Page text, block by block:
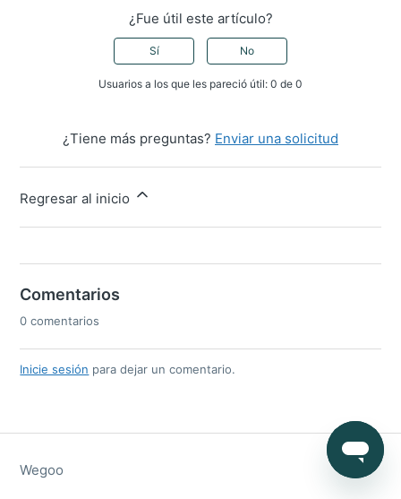
¿Fue útil este artículo?
Sí No
Usuarios a los que les pareció útil: 0 de 0
¿Tiene más preguntas? Enviar una solicitud
Regresar al inicio
Comentarios
0 comentarios
Inicie sesión para dejar un comentario.
Wegoo